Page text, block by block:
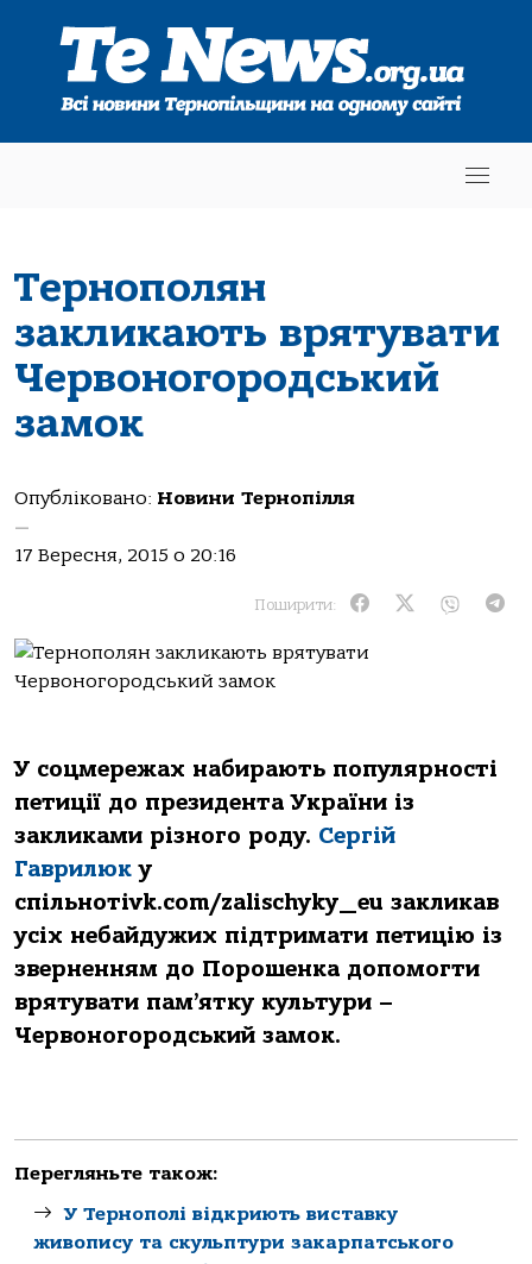
Тернополян
закликають врятувати
Червоногородський
замок
Опубліковано: Новини Тернопілля
—
17 Вересня, 2015 о 20:16
Поширити:
У соцмережах набирають популярності
петиції до президента України із
закликами різного роду. Сергій
Гаврилюк у
спільнотіvk.com/zalischyky_eu закликав
усіх небайдужих підтримати петицію із
зверненням до Порошенка допомогти
врятувати пам’ятку культури –
Червоногородський замок.
Перегляньте також:
У Тернополі відкриють виставку
живопису та скульптури закарпатського